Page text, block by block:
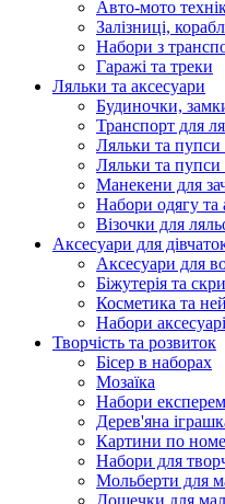
Авто-мото
Залізниці,
Набори з
Гаражі та треки
Ляльки та аксесуари
Будиночки,
Транспорт для
Ляльки та пупси
Ляльки та пупси
Манекени для
Набори одягу та
Візочки для
Аксесуари для
Аксесуари для
Біжутерія та
Косметика та
Набори
Творчість та розвиток
Бісер в наборах
Мозаїка
Набори
Дерев'яна
Картини по
Набори для
Мольберти для
Дощечки для